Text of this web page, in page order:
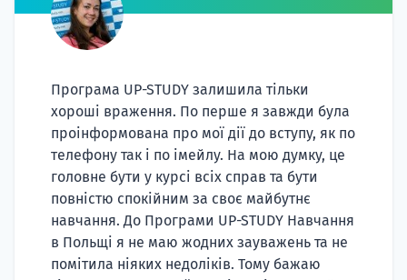
Програма UP-STUDY залишила тільки
хороші враження. По перше я завжди була
проінформована про мої дії до вступу, як по
телефону так і по імейлу. На мою думку, це
головне бути у курсі всіх справ та бути
повністю спокійним за своє майбутнє
навчання. До Програми UP-STUDY Навчання
в Польщі я не маю жодних зауважень та не
помітила ніяких недоліків. Тому бажаю